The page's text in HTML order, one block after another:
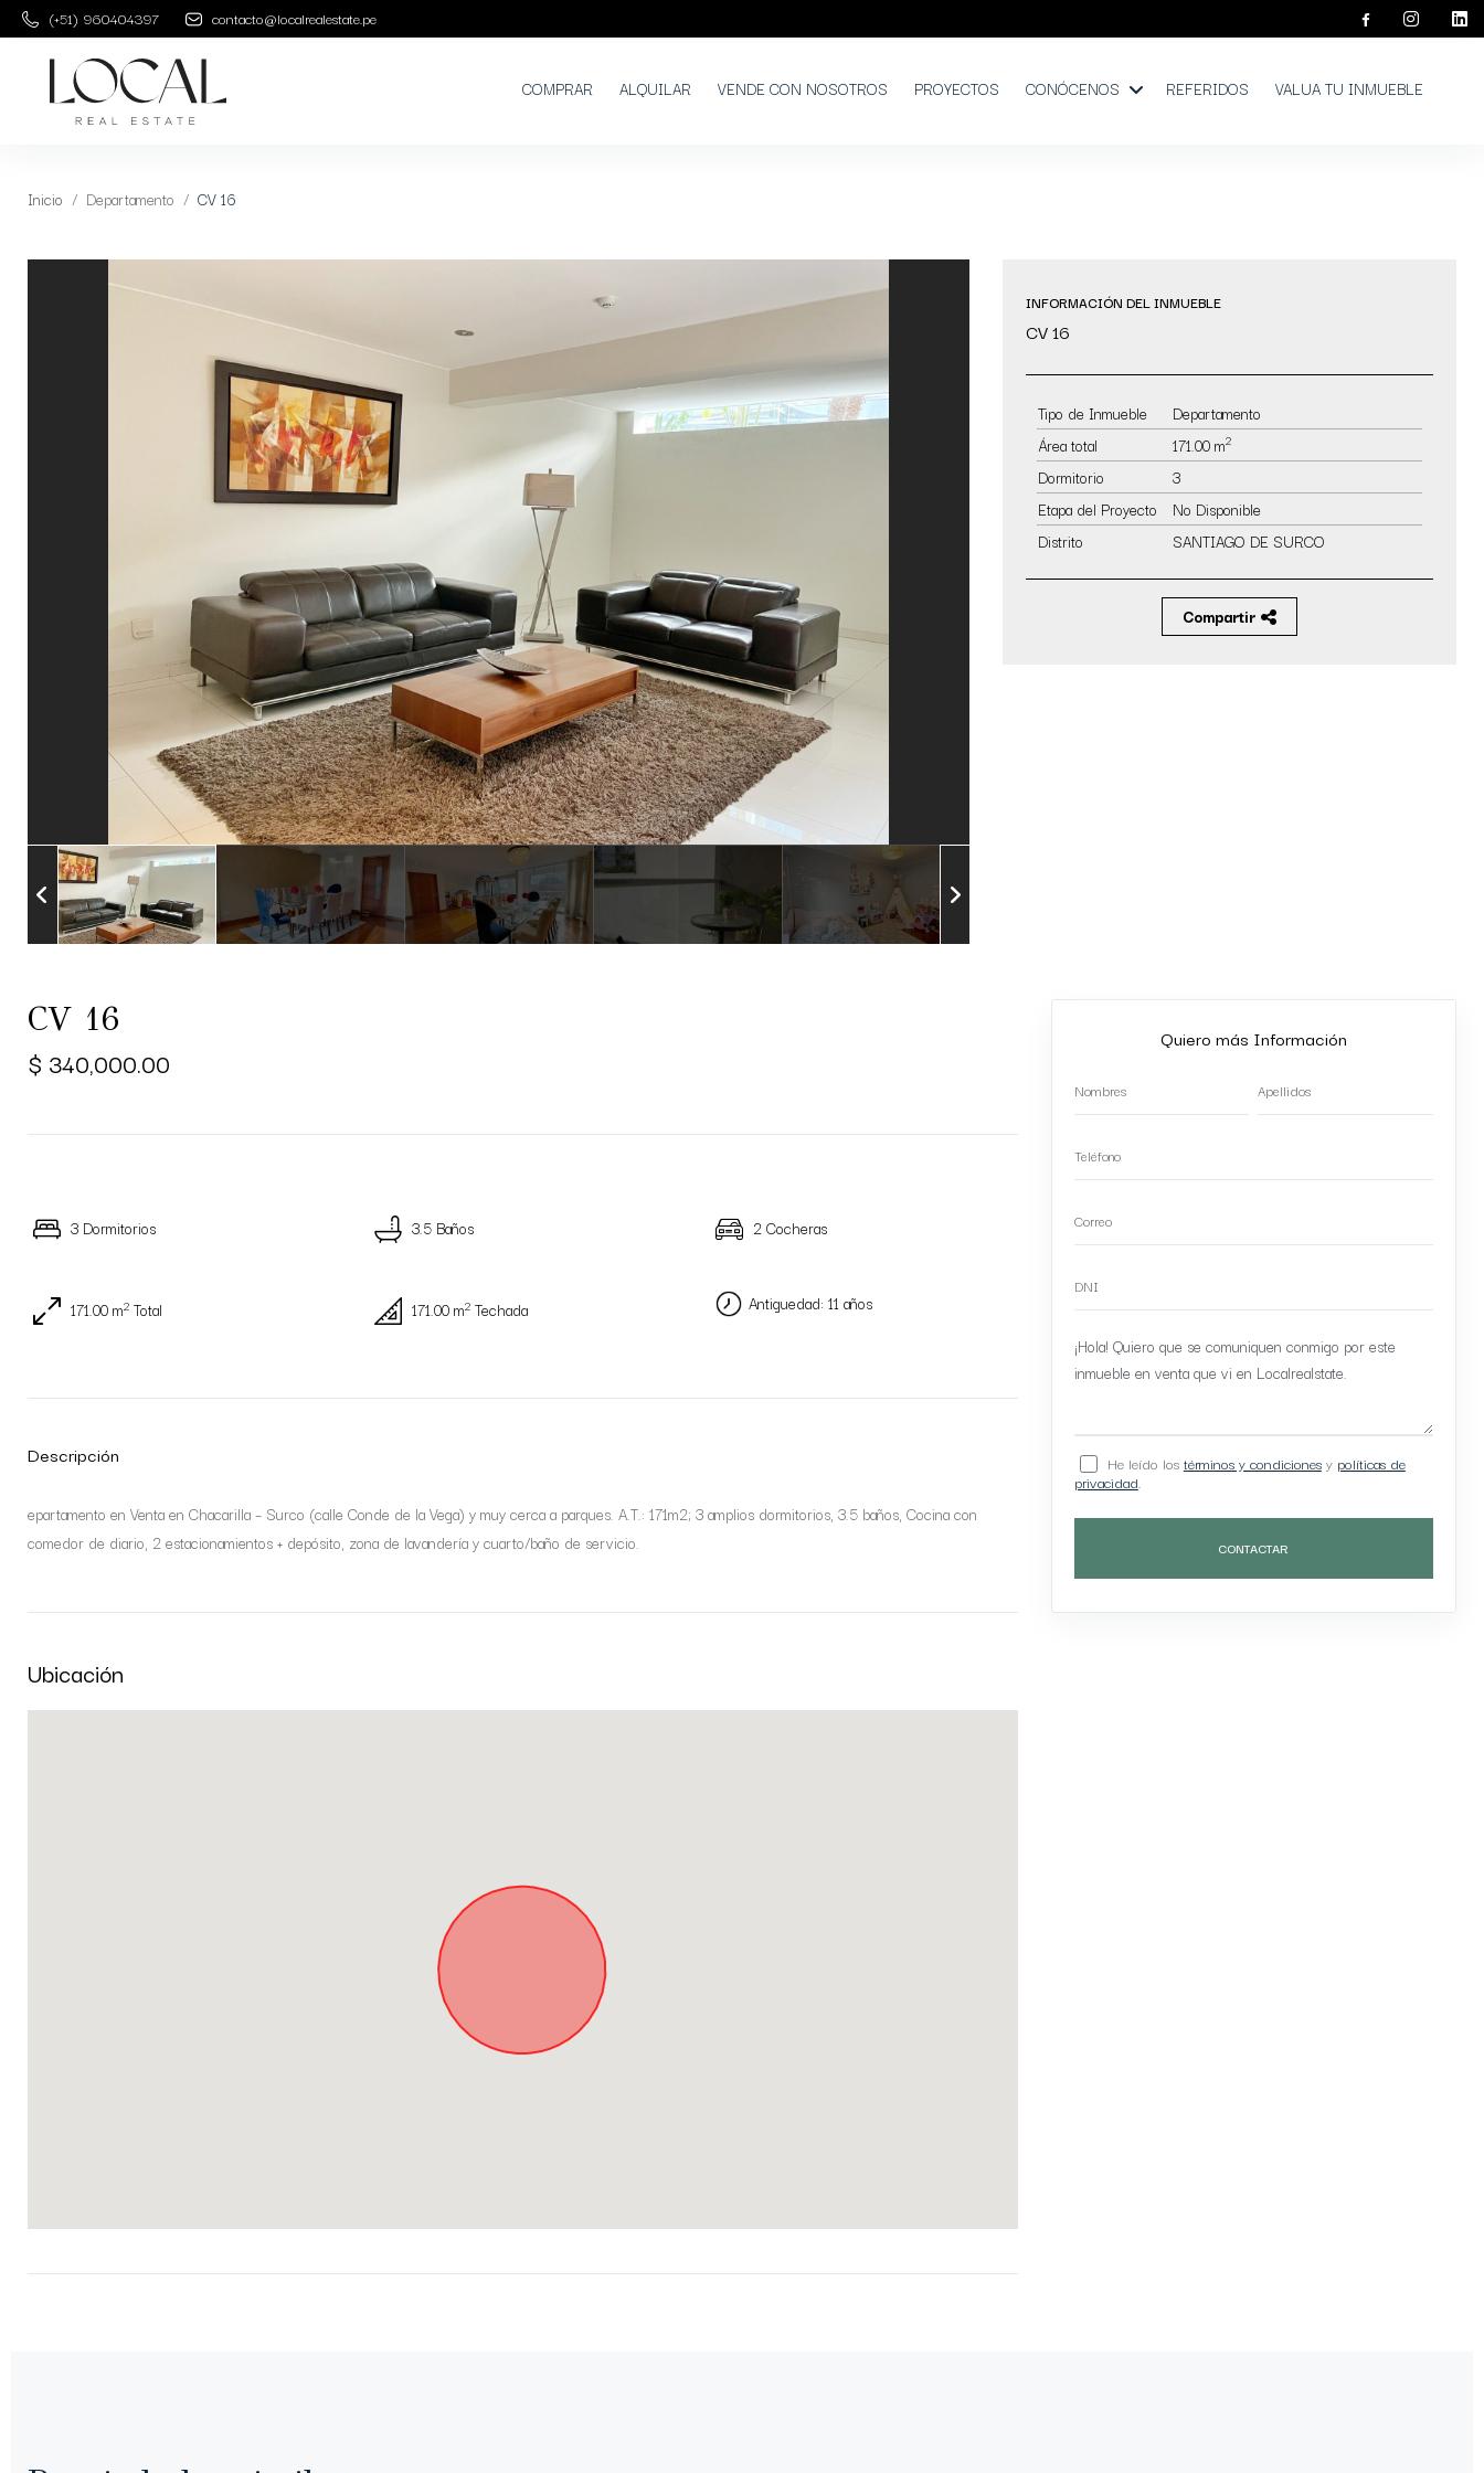
(+51) 960404397 contacto@localrealestate.pe
COMPRAR ALQUILAR VENDE CON NOSOTROS PROYECTOS CONÓCENOS REFERIDOS VALUA TU INMUEBLE
Inicio Departamento CV 16
INFORMACIÓN DEL INMUEBLE
CV 16
Tipo de Inmueble
Departamento
Área total
171.00 m2
Dormitorio
3
Etapa del Proyecto
No Disponible
Distrito
SANTIAGO DE SURCO
Compartir
CV 16
$ 340,000.00
3 Dormitorios 3.5 Baños 2 Cocheras
171.00 m2 Total 171.00 m2Techada Antiguedad: 11 años
Descripción
epartamento en Venta en Chacarilla – Surco (calle Conde de la Vega) y muy cerca a parques. A.T.: 171m2; 3 amplios dormitorios, 3.5 baños, Cocina con
comedor de diario, 2 estacionamientos + depósito, zona de lavandería y cuarto/baño de servicio.
Ubicación
Quiero más Información
He leído los términos y condicionesy políticas de
privacidad.
CONTACTAR